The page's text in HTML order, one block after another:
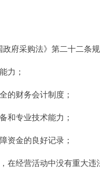
政府采购法》第二十二条
力；
的财务会计制度；
和专业技术能力；
资金的良好记录；
在经营活动中没有重大违